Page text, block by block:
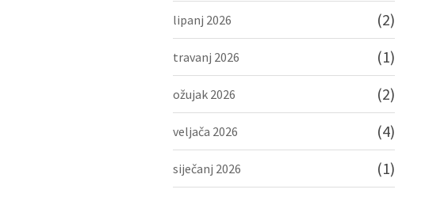
lipanj 2026 (2)
travanj 2026 (1)
ožujak 2026 (2)
veljača 2026 (4)
siječanj 2026 (1)